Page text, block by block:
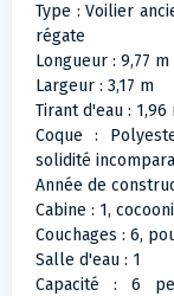
Type : Voilier
régate
Longueur : 9,77 m
Largeur : 3,17 m
Tirant d'eau : 1,96
Coque :
solidité
Année de
Cabine : 1,
Couchages : 6,
Salle d'eau : 1
Capacité : 6